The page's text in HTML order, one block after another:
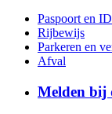
Paspoort en
Rijbewijs
Parkeren en
Afval
Melden bij